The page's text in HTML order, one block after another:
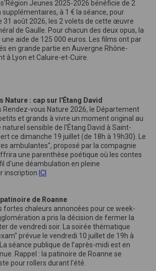
Jeunes 2025-2026 bénéficie de 2
à 1 € la séance, pour
31 août 2026, les 2 volets de cette œuvre
de Gaulle. Pour chacun des deux opus, la
une aide de 125 000 euros. Les films ont par
en grande partie en Auvergne Rhône-
à Lyon et Caluire-et-Cuire.
Nature : cap sur l'Étang David
Rendez-vous Nature 2026, le Département
et grands à vivre un moment original au
naturel sensible de l'Étang David à Saint-
ce dimanche 19 juillet (de 18h à 19h30). Le
ambulantes", proposé par la compagnie
une parenthèse poétique où les contes
d'une déambulation en pleine
inscription ICI
de Roanne
fortes chaleurs annoncées pour ce week-
a pris la décision de fermer la
de vendredi soir. La soirée thématique
prévue le vendredi 10 juillet de 19h à
séance publique de l’après-midi est en
Rappel : la patinoire de Roanne se
pour rollers durant l'été.